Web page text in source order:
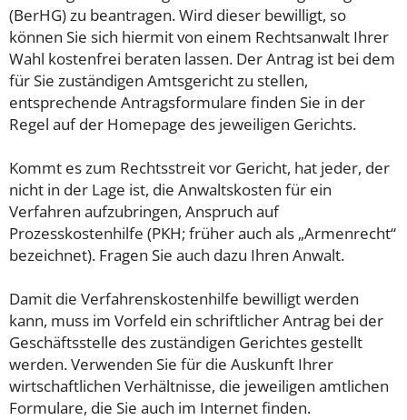
(BerHG) zu beantragen. Wird dieser bewilligt, so
können Sie sich hiermit von einem Rechtsanwalt Ihrer
Wahl kostenfrei beraten lassen. Der Antrag ist bei dem
für Sie zuständigen Amtsgericht zu stellen,
entsprechende Antragsformulare finden Sie in der
Regel auf der Homepage des jeweiligen Gerichts.
Kommt es zum Rechtsstreit vor Gericht, hat jeder, der
nicht in der Lage ist, die Anwaltskosten für ein
Verfahren aufzubringen, Anspruch auf
Prozesskostenhilfe (PKH; früher auch als „Armenrecht“
bezeichnet). Fragen Sie auch dazu Ihren Anwalt.
Damit die Verfahrenskostenhilfe bewilligt werden
kann, muss im Vorfeld ein schriftlicher Antrag bei der
Geschäftsstelle des zuständigen Gerichtes gestellt
werden. Verwenden Sie für die Auskunft Ihrer
wirtschaftlichen Verhältnisse, die jeweiligen amtlichen
Formulare, die Sie auch im Internet finden.